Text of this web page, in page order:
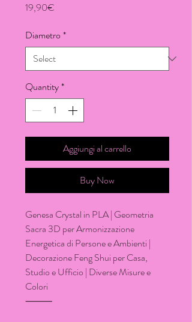
19,90€
Diametro *
Quantity*
Aggiungi al carrello
Buy Now
Genesa Crystal in PLA | Geometria
Sacra 3D per Armonizzazione
Energetica di Persone e Ambienti |
Decorazione Feng Shui per Casa,
Studio e Ufficio | Diverse Misure e
Colori
⸻